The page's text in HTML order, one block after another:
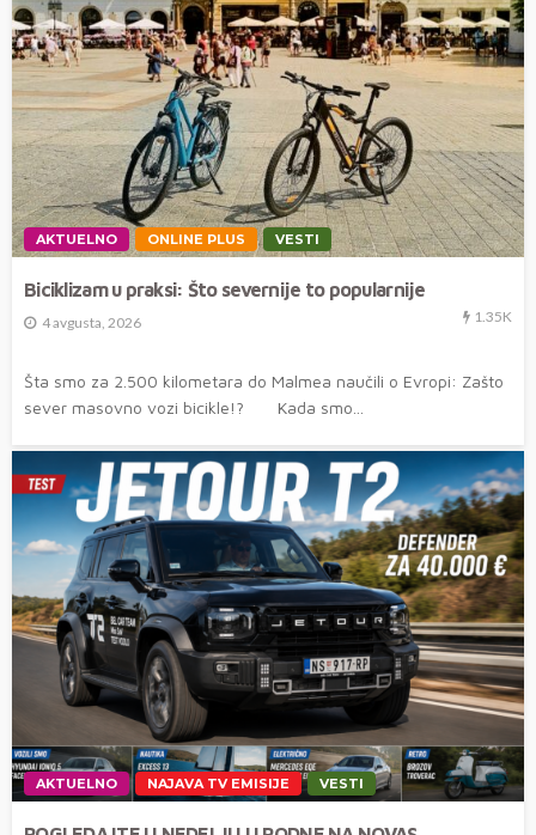
AKTUELNO ONLINE PLUS VESTI
Biciklizam u praksi: Što severnije to popularnije
4 avgusta, 2026 1.35K
Šta smo za 2.500 kilometara do Malmea naučili o Evropi: Zašto
sever masovno vozi bicikle!? Kada smo...
AKTUELNO NAJAVA TV EMISIJE VESTI